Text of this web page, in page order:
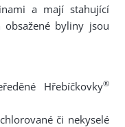
a mají stahující
byliny jsou
Hřebíčkovky®
či nekyselé